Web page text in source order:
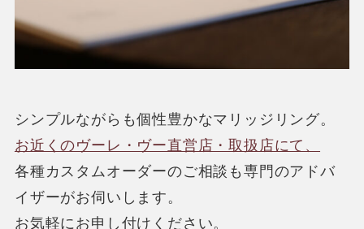
シンプルながらも個性豊かなマリッジリング。
お近くのヴーレ・ヴー直営店・取扱店にて、
各種カスタムオーダーのご相談も専門のアドバ
イザーがお伺いします。
お気軽にお申し付けください。